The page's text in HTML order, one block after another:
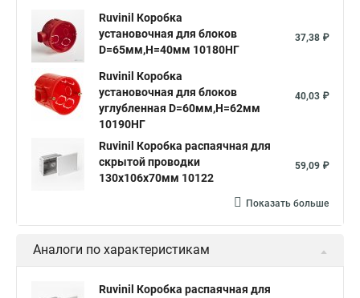
Ruvinil Коробка
установочная для блоков
D=65мм,H=40мм 10180НГ
37,38 ₽
Ruvinil Коробка
установочная для блоков
углубленная D=60мм,Н=62мм
10190НГ
40,03 ₽
Ruvinil Коробка распаячная для
скрытой проводки
130х106х70мм 10122
59,09 ₽
Показать больше
Аналоги по характеристикам
Ruvinil Коробка распаячная для